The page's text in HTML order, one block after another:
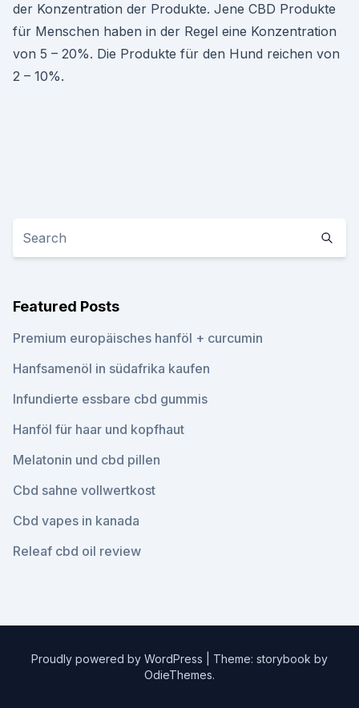
der Konzentration der Produkte. Jene CBD Produkte
für Menschen haben in der Regel eine Konzentration
von 5 – 20%. Die Produkte für den Hund reichen von
2 – 10%.
Featured Posts
Premium europäisches hanföl + curcumin
Hanfsamenöl in südafrika kaufen
Infundierte essbare cbd gummis
Hanföl für haar und kopfhaut
Melatonin und cbd pillen
Cbd sahne vollwertkost
Cbd vapes in kanada
Releaf cbd oil review
Proudly powered by WordPress
Theme: storybook by
OdieThemes.